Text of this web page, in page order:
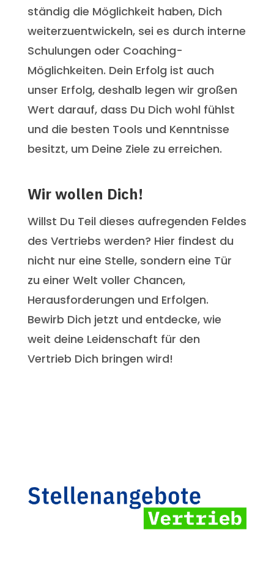
ständig die Möglichkeit haben, Dich
weiterzuentwickeln, sei es durch interne
Schulungen oder Coaching-
Möglichkeiten. Dein Erfolg ist auch
unser Erfolg, deshalb legen wir großen
Wert darauf, dass Du Dich wohl fühlst
und die besten Tools und Kenntnisse
besitzt, um Deine Ziele zu erreichen.
Wir wollen Dich!
Willst Du Teil dieses aufregenden Feldes
des Vertriebs werden? Hier findest du
nicht nur eine Stelle, sondern eine Tür
zu einer Welt voller Chancen,
Herausforderungen und Erfolgen.
Bewirb Dich jetzt und entdecke, wie
weit deine Leidenschaft für den
Vertrieb Dich bringen wird!